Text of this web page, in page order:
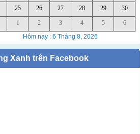
Xanh trên Facebook